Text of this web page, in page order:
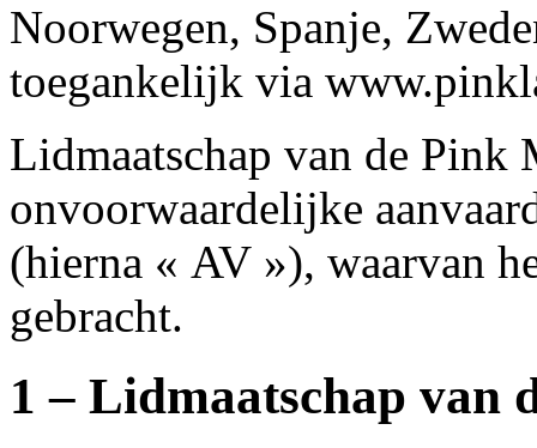
Noorwegen, Spanje,
toegankelijk via
Lidmaatschap van de
onvoorwaardelijke
(hierna « AV »), waarvan
gebracht.
1 – Lidmaatschap van